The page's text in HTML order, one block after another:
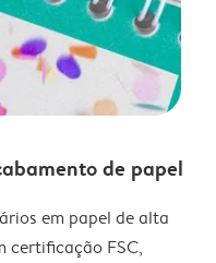
de papel
em papel de alta
certificação FSC,